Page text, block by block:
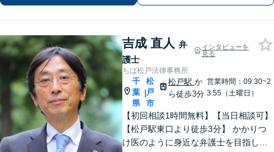
ー。
吉成 直人 弁
護士
インタビューを
見る
ちば松戸法律事務所
千
葉
県
|
松
戸
市
松戸駅 か
ら徒歩3分
営業時間：09:30~2
3:55（土曜日）
【初回相談1時間無料】【当日相談可】
【松戸駅東口より徒歩3分】 かかりつ
け医のように身近な弁護士を目指して